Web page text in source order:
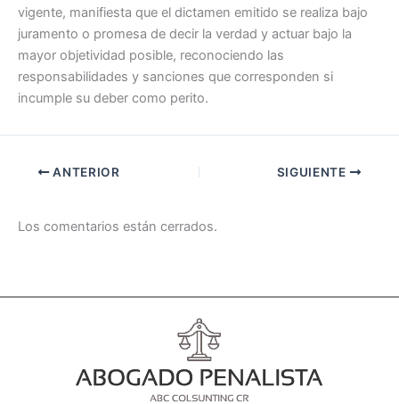
vigente, manifiesta que el dictamen emitido se realiza bajo
juramento o promesa de decir la verdad y actuar bajo la
mayor objetividad posible, reconociendo las
responsabilidades y sanciones que corresponden si
incumple su deber como perito.
ANTERIOR SIGUIENTE
Los comentarios están cerrados.